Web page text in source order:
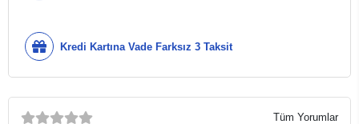
Kredi Kartına Vade Farksız 3 Taksit
Tüm Yorumlar